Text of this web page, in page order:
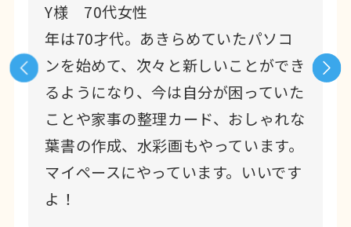
Y様 70代女性
年は70才代。あきらめていたパソコ
ンを始めて、次々と新しいことができ
るようになり、今は自分が困っていた
ことや家事の整理カード、おしゃれな
葉書の作成、水彩画もやっています。
マイペースにやっています。いいです
よ！